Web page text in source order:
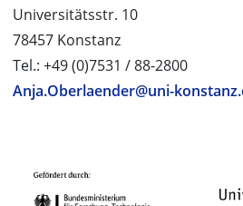
Universitätsstr. 10
78457 Konstanz
Tel.: +49 (0)7531 / 88-2800
Anja.Oberlaender@uni-